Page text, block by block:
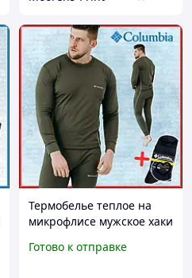
Термобелье теплое на
микрофлисе мужское хаки
Тактическое армейское +
Готово к отправке